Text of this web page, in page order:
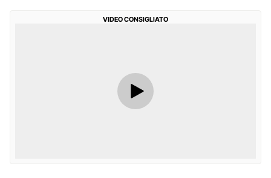
VIDEO CONSIGLIATO